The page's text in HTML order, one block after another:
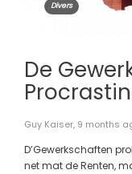
Divers
De
Guy Kaiser, 9 months
D’Gewerkschaften
net mat de Renten,